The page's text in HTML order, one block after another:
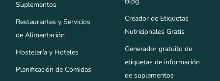
Suplementos
Restaurantes y Servicios
de Alimentación
Hostelería y Hoteles
Planificación de Comidas
Creador de Etiquetas
Nutricionales Gratis
Generador gratuito de
etiquetas de información
de suplementos